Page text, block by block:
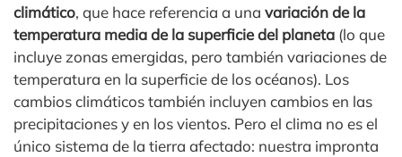
climático, que hace referencia a una variación de la
temperatura media de la superficie del planeta (lo que
incluye zonas emergidas, pero también variaciones de
temperatura en la superficie de los océanos). Los
cambios climáticos también incluyen cambios en las
precipitaciones y en los vientos. Pero el clima no es el
único sistema de la tierra afectado: nuestra impronta